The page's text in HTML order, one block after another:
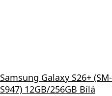
Samsung Galaxy S26+ (SM-
S947) 12GB/256GB Bílá